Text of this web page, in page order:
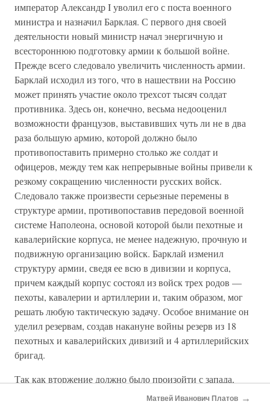
император Александр I уволил его с поста военного
министра и назначил Барклая. С первого дня своей
деятельности новый министр начал энергичную и
всестороннюю подготовку армии к большой войне.
Прежде всего следовало увеличить численность армии.
Барклай исходил из того, что в нашествии на Россию
может принять участие около трехсот тысяч солдат
противника. Здесь он, конечно, весьма недооценил
возможности французов, выставивших чуть ли не в два
раза большую армию, которой должно было
противопоставить примерно столько же солдат и
офицеров, между тем как непрерывные войны привели к
резкому сокращению численности русских войск.
Следовало также произвести серьезные перемены в
структуре армии, противопоставив передовой военной
системе Наполеона, основой которой были пехотные и
кавалерийские корпуса, не менее надежную, прочную и
подвижную организацию войск. Барклай изменил
структуру армии, сведя ее всю в дивизии и корпуса,
причем каждый корпус состоял из войск трех родов —
пехоты, кавалерии и артиллерии и, таким образом, мог
решать любую тактическую задачу. Особое внимание он
уделил резервам, создав накануне войны резерв из 18
пехотных и кавалерийских дивизий и 4 артиллерийских
бригад.
Так как вторжение должно было произойти с запада,
соответствующим образом готовился и будущий театр
Матвей Иванович Платов →